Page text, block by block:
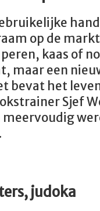
op de
kaas of
maar een
bevat het
Sjef
meervoudig
judoka